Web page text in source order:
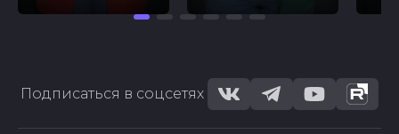
Подписаться в соцсетях